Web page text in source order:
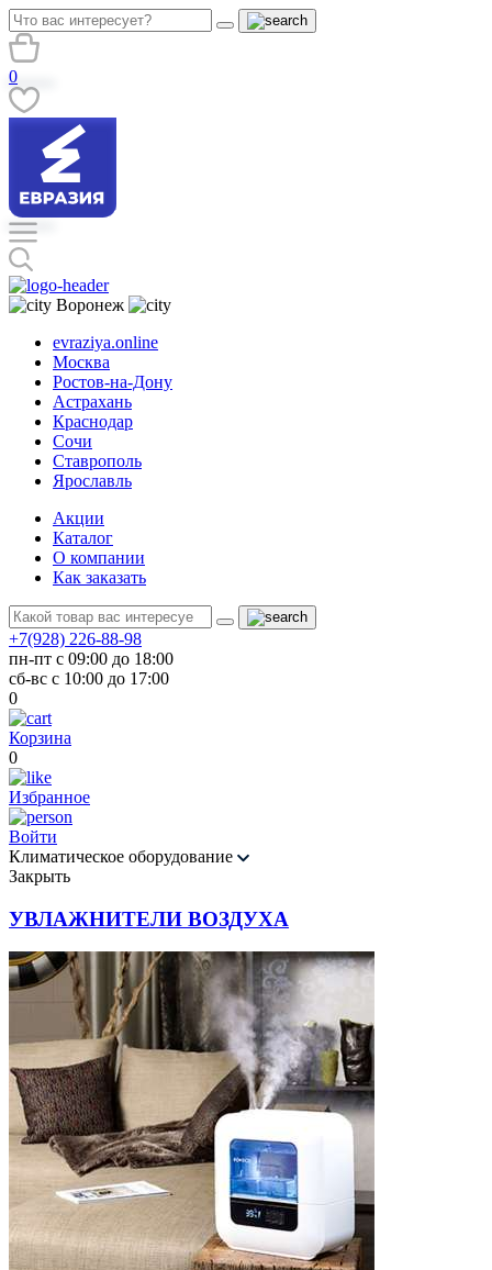
0
Воронеж
evraziya.online
Москва
Ростов-на-Дону
Астрахань
Краснодар
Сочи
Ставрополь
Ярославль
Акции
Каталог
О компании
Как заказать
+7(928) 226-88-98
пн-пт с 09:00 до 18:00
сб-вс с 10:00 до 17:00
0
Корзина
0
Избранное
Войти
Климатическое оборудование
Закрыть
УВЛАЖНИТЕЛИ ВОЗДУХА